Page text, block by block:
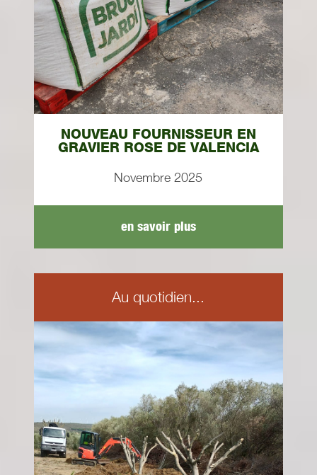
NOUVEAU FOURNISSEUR EN
GRAVIER ROSE DE VALENCIA
Novembre 2025
en savoir plus
Au quotidien...